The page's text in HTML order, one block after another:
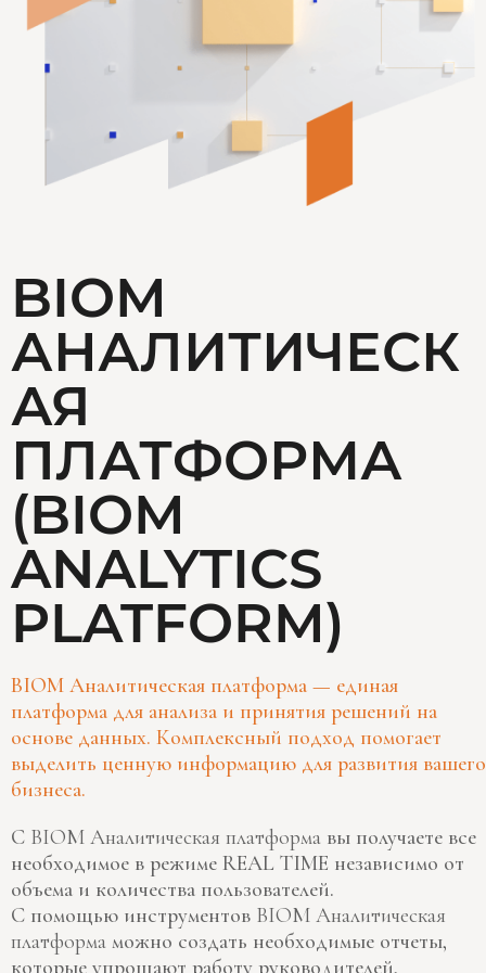
BIOM
АНАЛИТИЧЕСК
АЯ
ПЛАТФОРМА
(BIOM
ANALYTICS
PLATFORM)
BIOM Аналитическая платформа — единая
платформа для анализа и принятия решений на
основе данных. Комплексный подход помогает
выделить ценную информацию для развития вашего
бизнеса.
С BIOM Аналитическая платформа вы получаете все
необходимое в режиме REAL TIME независимо от
объема и количества пользователей.
С помощью инструментов BIOM Аналитическая
платформа можно создать необходимые отчеты,
которые упрощают работу руководителей,